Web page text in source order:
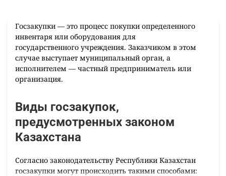
Госзакупки — это процесс покупки определенного
инвентаря или оборудования для
государственного учреждения. Заказчиком в этом
случае выступает муниципальный орган, а
исполнителем — частный предприниматель или
организация.
Виды госзакупок,
предусмотренных законом
Казахстана
Согласно законодательству Республики Казахстан
госзакупки могут происходить такими способами: